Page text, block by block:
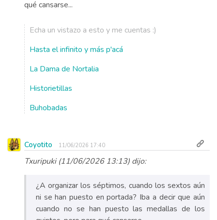
qué cansarse...
Echa un vistazo a esto y me cuentas :)
Hasta el infinito y más p'acá
La Dama de Nortalia
Historietillas
Buhobadas
Coyotito 11/06/2026 17:40
Txuripuki (11/06/2026 13:13) dijo:
¿A organizar los séptimos, cuando los sextos aún
ni se han puesto en portada? Iba a decir que aún
cuando no se han puesto las medallas de los